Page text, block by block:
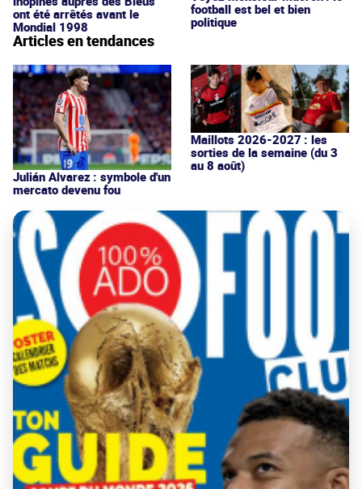
ont été arrêtés avant le
Mondial 1998
football est bel et bien
politique
Articles en tendances
Julián Alvarez : symbole d'un
mercato devenu fou
Maillots 2026-2027 : les
sorties de la semaine (du 3
au 8 août)